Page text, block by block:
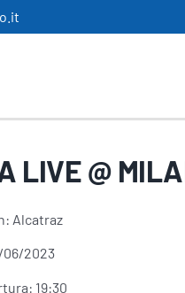
LIVE @
Alcatraz
06/2023
19:30